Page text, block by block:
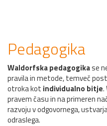
Pedagogika
Waldorfska pedagogikase
pravila in metode, temveč
otroka kot individualno bitje.
pravem času in na primeren
razvoju v odgovornega,
odraslega.